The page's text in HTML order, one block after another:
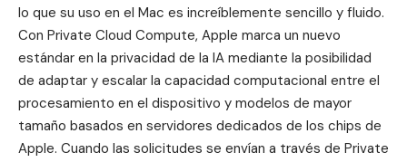
lo que su uso en el Mac es increíblemente sencillo y fluido.
Con Private Cloud Compute, Apple marca un nuevo
estándar en la privacidad de la IA mediante la posibilidad
de adaptar y escalar la capacidad computacional entre el
procesamiento en el dispositivo y modelos de mayor
tamaño basados en servidores dedicados de los chips de
Apple. Cuando las solicitudes se envían a través de Private